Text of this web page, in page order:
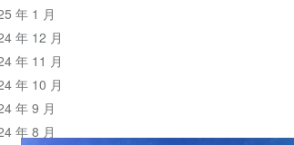
年 1 月
年 12 月
年 11 月
年 10 月
年 9 月
年 8 月